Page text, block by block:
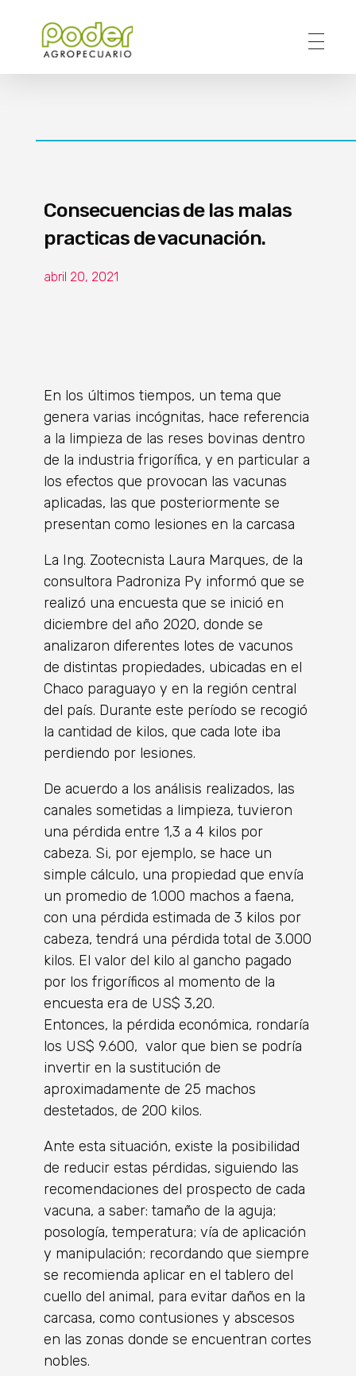
Consecuencias de las malas
practicas de vacunación.
abril 20, 2021
En los últimos tiempos, un tema que
genera varias incógnitas, hace referencia
a la limpieza de las reses bovinas dentro
de la industria frigorífica, y en particular a
los efectos que provocan las vacunas
aplicadas, las que posteriormente se
presentan como lesiones en la carcasa
La Ing. Zootecnista Laura Marques, de la
consultora Padroniza Py informó que se
realizó una encuesta que se inició en
diciembre del año 2020, donde se
analizaron diferentes lotes de vacunos
de distintas propiedades, ubicadas en el
Chaco paraguayo y en la región central
del país. Durante este período se recogió
la cantidad de kilos, que cada lote iba
perdiendo por lesiones.
De acuerdo a los análisis realizados, las
canales sometidas a limpieza, tuvieron
una pérdida entre 1,3 a 4 kilos por
cabeza. Si, por ejemplo, se hace un
simple cálculo, una propiedad que envía
un promedio de 1.000 machos a faena,
con una pérdida estimada de 3 kilos por
cabeza, tendrá una pérdida total de 3.000
kilos. El valor del kilo al gancho pagado
por los frigoríficos al momento de la
encuesta era de US$ 3,20.
Entonces, la pérdida económica, rondaría
los US$ 9.600, valor que bien se podría
invertir en la sustitución de
aproximadamente de 25 machos
destetados, de 200 kilos.
Ante esta situación, existe la posibilidad
de reducir estas pérdidas, siguiendo las
recomendaciones del prospecto de cada
vacuna, a saber: tamaño de la aguja;
posología, temperatura; vía de aplicación
y manipulación; recordando que siempre
se recomienda aplicar en el tablero del
cuello del animal, para evitar daños en la
carcasa, como contusiones y abscesos
en las zonas donde se encuentran cortes
nobles.